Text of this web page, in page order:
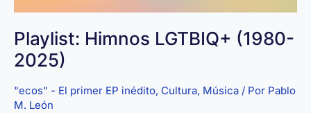
Playlist: Himnos LGTBIQ+ (1980-
2025)
"ecos" - El primer EP inédito, Cultura, Música / Por Pablo
M. León